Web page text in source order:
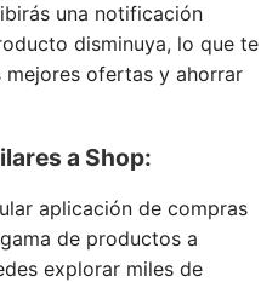
una notificación
disminuya, lo que te
ofertas y ahorrar
a Shop:
aplicación de compras
de productos a
explorar miles de